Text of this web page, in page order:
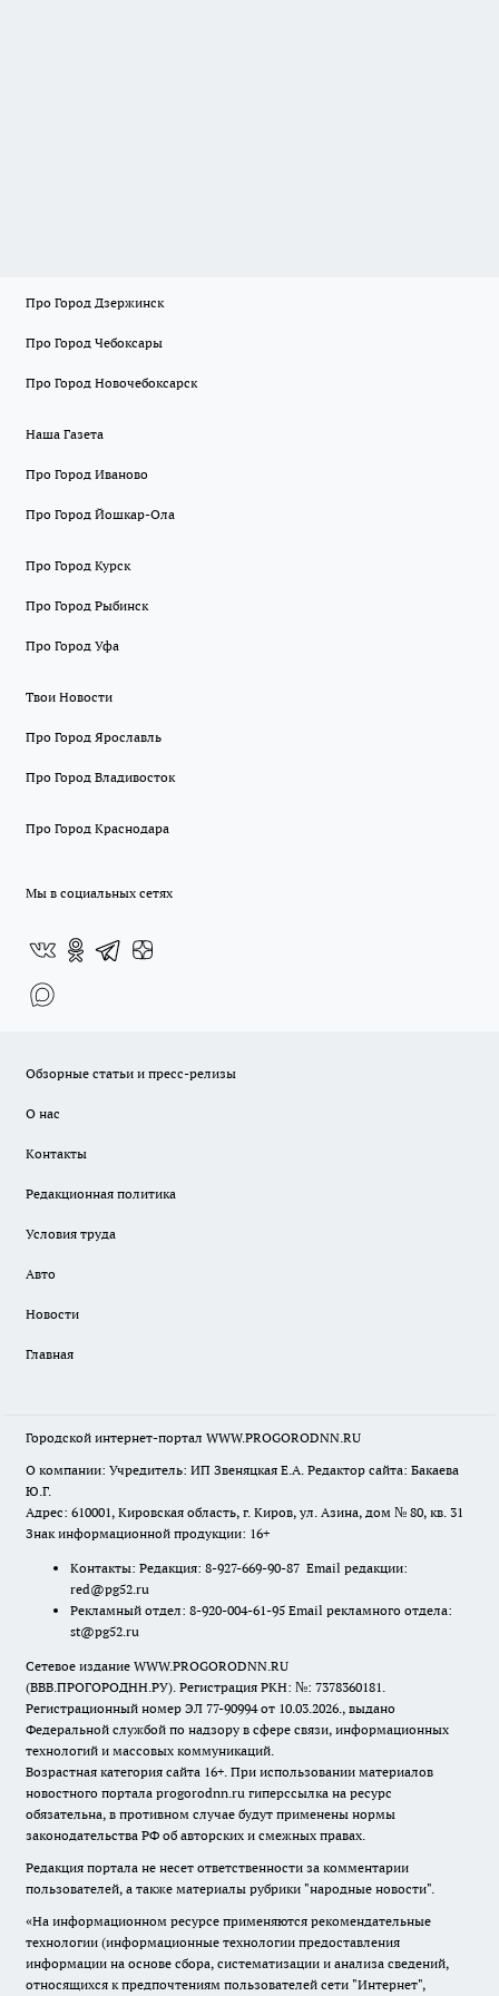
Про Город Дзержинск
Про Город Чебоксары
Про Город Новочебоксарск
Наша Газета
Про Город Иваново
Про Город Йошкар-Ола
Про Город Курск
Про Город Рыбинск
Про Город Уфа
Твои Новости
Про Город Ярославль
Про Город Владивосток
Про Город Краснодара
Мы в социальных сетях
Обзорные статьи и пресс-релизы
О нас
Контакты
Редакционная политика
Условия труда
Авто
Новости
Главная
Городской интернет-портал WWW.PROGORODNN.RU
О компании: Учредитель: ИП Звеняцкая Е.А. Редактор сайта: Бакаева
Ю.Г.
Адрес: 610001, Кировская область, г. Киров, ул. Азина, дом № 80, кв. 31
Знак информационной продукции: 16+
Контакты: Редакция: 8-927-669-90-87 Email редакции:
red@pg52.ru
Рекламный отдел: 8-920-004-61-95 Email рекламного отдела:
st@pg52.ru
Сетевое издание WWW.PROGORODNN.RU
(ВВВ.ПРОГОРОДНН.РУ). Регистрация РКН: №: 7378360181.
Регистрационный номер ЭЛ 77-90994 от 10.03.2026., выдано
Федеральной службой по надзору в сфере связи, информационных
технологий и массовых коммуникаций.
Возрастная категория сайта 16+. При использовании материалов
новостного портала progorodnn.ru гиперссылка на ресурс
обязательна, в противном случае будут применены нормы
законодательства РФ об авторских и смежных правах.
Редакция портала не несет ответственности за комментарии
пользователей, а также материалы рубрики "народные новости".
«На информационном ресурсе применяются рекомендательные
технологии (информационные технологии предоставления
информации на основе сбора, систематизации и анализа сведений,
относящихся к предпочтениям пользователей сети "Интернет",